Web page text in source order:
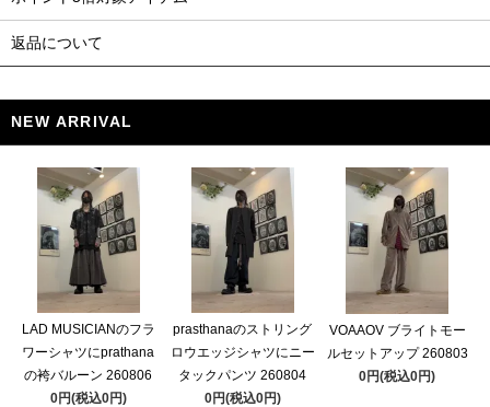
返品について
NEW ARRIVAL
LAD MUSICIANのフラ
ワーシャツにprathana
の袴バルーン 260806
0円(税込0円)
prasthanaのストリング
ロウエッジシャツにニー
タックパンツ 260804
0円(税込0円)
VOAAOV ブライトモー
ルセットアップ 260803
0円(税込0円)